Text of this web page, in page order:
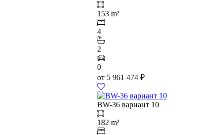
153 m²
4
2
0
от 5 961 474 ₽
BW-36 вариант 10
182 m²